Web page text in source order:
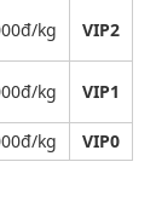
kg VIP2
kg VIP1
kg VIP0